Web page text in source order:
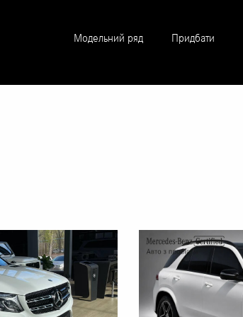
Модельний ряд Придбати